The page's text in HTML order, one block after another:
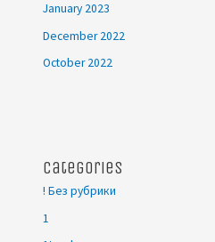
January 2023
December 2022
October 2022
Categories
! Без рубрики
1